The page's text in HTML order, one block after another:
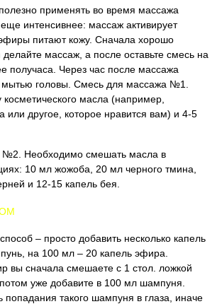
применять во время массажа
интенсивнее: массаж активирует
питают кожу. Сначала хорошо
массаж, а после оставьте смесь на
получаса. Через час после массажа
мытью головы. Смесь для массажа №1.
масла (например,
или другое, которое нравится вам) и 4-5
Необходимо смешать масла в
10 мл жожоба, 20 мл черного тмина,
и 12-15 капель бея.
– просто добавить несколько капель
на 100 мл – 20 капель эфира.
вы сначала смешаете с 1 стол. ложкой
уже добавите в 100 мл шампуня.
попадания такого шампуня в глаза, иначе